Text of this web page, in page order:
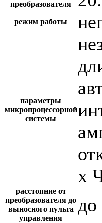
преобразователя
режим работы
параметры
микропроцессорной
системы
х
расстояние от
преобразователя до
выносного пульта
управления